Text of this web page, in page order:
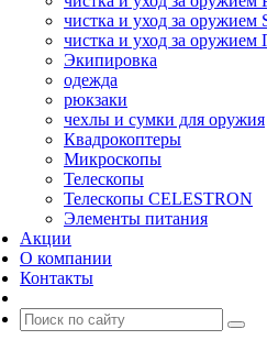
чистка и уход за оружием
чистка и уход за
Экипировка
одежда
рюкзаки
чехлы и сумки для оружия
Квадрокоптеры
Микроскопы
Телескопы
Телескопы CELESTRON
Элементы питания
Акции
О компании
Контакты